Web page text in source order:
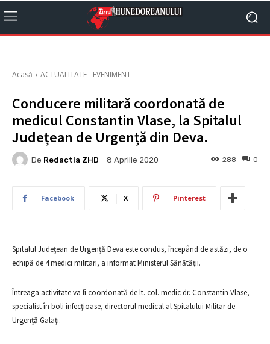
Acasă ACTUALITATE - EVENIMENT
Conducere militară coordonată de
medicul Constantin Vlase, la Spitalul
Județean de Urgență din Deva.
De Redactia ZHD 8 Aprilie 2020 0
288
Facebook X Pinterest
Spitalul Judeţean de Urgenţă Deva este condus, începând de astăzi, de o
echipă de 4 medici militari, a informat Ministerul Sănătăţii.
Întreaga activitate va fi coordonată de lt. col. medic dr. Constantin Vlase,
specialist în boli infecţioase, directorul medical al Spitalului Militar de
Urgenţă Galaţi.